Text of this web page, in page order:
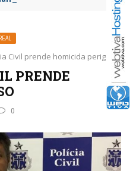
Civil prende homicida perigoso
PRENDE
0